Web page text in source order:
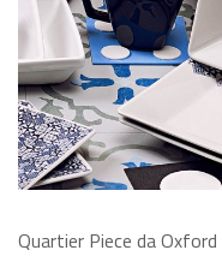
Quartier Piece da Oxford